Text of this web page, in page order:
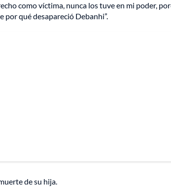
como víctima, nunca los tuve en mi poder,
por qué desapareció Debanhi”.
de su hija.